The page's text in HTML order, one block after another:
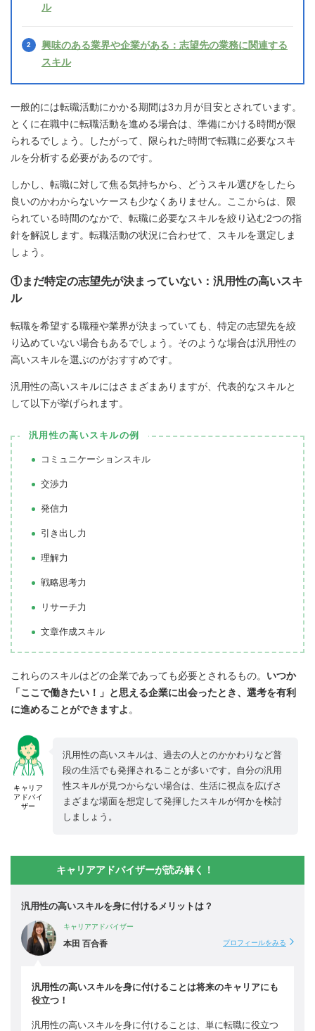
ル
興味のある業界や企業がある：志望先の業務に関連する
スキル
一般的には転職活動にかかる期間は3カ月が目安とされています。
とくに在職中に転職活動を進める場合は、準備にかける時間が限
られるでしょう。したがって、限られた時間で転職に必要なスキ
ルを分析する必要があるのです。
しかし、転職に対して焦る気持ちから、どうスキル選びをしたら
良いのかわからないケースも少なくありません。ここからは、限
られている時間のなかで、転職に必要なスキルを絞り込む2つの指
針を解説します。転職活動の状況に合わせて、スキルを選定しま
しょう。
①まだ特定の志望先が決まっていない：汎用性の高いスキ
ル
転職を希望する職種や業界が決まっていても、特定の志望先を絞
り込めていない場合もあるでしょう。そのような場合は汎用性の
高いスキルを選ぶのがおすすめです。
汎用性の高いスキルにはさまざまありますが、代表的なスキルと
して以下が挙げられます。
汎用性の高いスキルの例
コミュニケーションスキル
交渉力
発信力
引き出し力
理解力
戦略思考力
リサーチ力
文章作成スキル
これらのスキルはどの企業であっても必要とされるもの。 いつか
「ここで働きたい！」と思える企業に出会ったとき、選考を有利
に進めることができますよ 。
キャリア
アドバイ
ザー
汎用性の高いスキルは、過去の人とのかかわりなど普
段の生活でも発揮されることが多いです。自分の汎用
性スキルが見つからない場合は、生活に視点を広げさ
まざまな場面を想定して発揮したスキルが何かを検討
しましょう。
キャリアアドバイザーが読み解く！
汎用性の高いスキルを身に付けるメリットは？
キャリアアドバイザー
本田 百合香 プロフィールをみる
汎用性の高いスキルを身に付けることは将来のキャリアにも
役立つ！
汎用性の高いスキルを身に付けることは、単に転職に役立つ